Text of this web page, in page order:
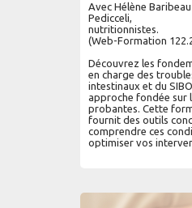
Avec Hélène
Pedicceli,
nutritionnistes.
(Web-Formation
Découvrez les
en charge des
intestinaux et du
approche fondée sur
probantes. Cette
fournit des outils
comprendre ces
optimiser vos
AJOUTER AU